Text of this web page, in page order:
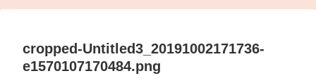
cropped-Untitled3_20191002171736-
e1570107170484.png